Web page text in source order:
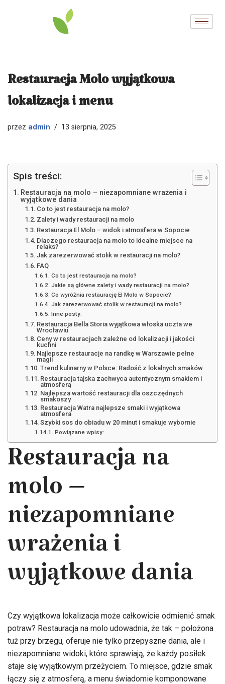
Restauracja Molo wyjątkowa
lokalizacja i menu
przez admin 13 sierpnia, 2025
Spis treści:
Restauracja na molo – niezapomniane wrażenia i
wyjątkowe dania
Co to jest restauracja na molo?
Zalety i wady restauracji na molo
Restauracja El Molo – widok i atmosfera w Sopocie
Dlaczego restauracja na molo to idealne miejsce na
relaks?
Jak zarezerwować stolik w restauracji na molo?
FAQ
Co to jest restauracja na molo?
Jakie są główne zalety i wady restauracji na molo?
Co wyróżnia restaurację El Molo w Sopocie?
Jak zarezerwować stolik w restauracji na molo?
Inne posty:
Restauracja Bella Storia wyjątkowa włoska uczta we
Wrocławiu
Ceny w restauracjach zależne od lokalizacji i jakości
kuchni
Najlepsze restauracje na randkę w Warszawie pełne
magii
Trend kulinarny w Polsce: Radość z lokalnych smaków
Restauracja tajska zachwyca autentycznym smakiem i
atmosferą
Najlepsza wartość restauracji dla oszczędnych
smakoszy
Restauracja Watra najlepsze smaki i wyjątkowa
atmosfera
Szybki sos do obiadu w 20 minut i smakuje wybornie
Powiązane wpisy:
Restauracja na
molo –
niezapomniane
wrażenia i
wyjątkowe dania
Czy wyjątkowa lokalizacja może całkowicie odmienić smak
potraw? Restauracja na molo udowadnia, że tak – położona
tuż przy brzegu, oferuje nie tylko przepyszne dania, ale i
niezapomniane widoki, które sprawiają, że każdy posiłek
staje się wyjątkowym przeżyciem. To miejsce, gdzie smak
łączy się z atmosferą, a menu świadomie komponowane